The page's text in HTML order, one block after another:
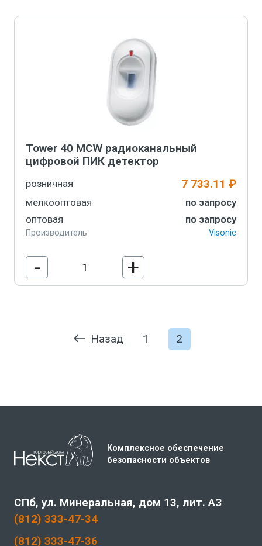
В корзину
Tower 40 MCW радиоканальный
цифровой ПИК детектор
розничная 7 733.11 ₽
мелкооптовая
по запросу
оптовая
по запросу
Производитель Visonic
- +
Назад 1 2
Комплексное обеспечение
безопасности объектов
(812) 333-47-34
(812) 333-47-36
СПб, ул. Минеральная, дом 13, лит. АЗ